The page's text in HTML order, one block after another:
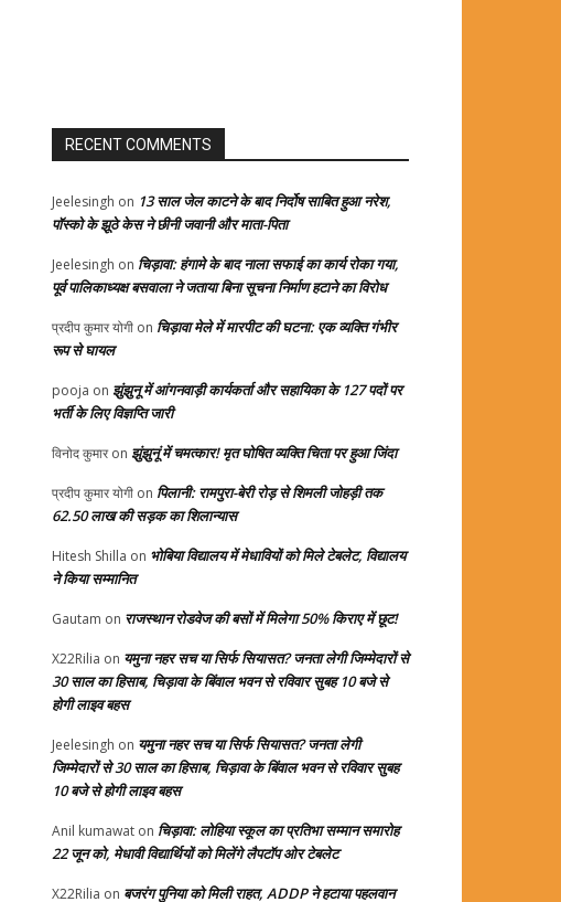
RECENT COMMENTS
Jeelesingh on 13 साल जेल काटने के बाद निर्दोष साबित हुआ नरेश,
पॉस्को के झूठे केस ने छीनी जवानी और माता-पिता
Jeelesingh on चिड़ावा: हंगामे के बाद नाला सफाई का कार्य रोका गया,
पूर्व पालिकाध्यक्ष बसवाला ने जताया बिना सूचना निर्माण हटाने का विरोध
प्रदीप कुमार योगी on चिड़ावा मेले में मारपीट की घटना: एक व्यक्ति गंभीर
रूप से घायल
pooja on झुंझुनू में आंगनवाड़ी कार्यकर्ता और सहायिका के 127 पदों पर
भर्ती के लिए विज्ञप्ति जारी
विनोद कुमारon झुंझुनूं में चमत्कार! मृत घोषित व्यक्ति चिता पर हुआ जिंदा
प्रदीप कुमार योगी on पिलानी: रामपुरा-बेरी रोड़ से शिमली जोहड़ी तक
62.50 लाख की सड़क का शिलान्यास
Hitesh Shilla on भोबिया विद्यालय में मेधावियों को मिले टेबलेट, विद्यालय
ने किया सम्मानित
Gautam on राजस्थान रोडवेज की बसों में मिलेगा 50% किराए में छूट!
X22Rilia on यमुना नहर सच या सिर्फ सियासत? जनता लेगी जिम्मेदारों से
30 साल का हिसाब, चिड़ावा के बिंवाल भवन से रविवार सुबह 10 बजे से
होगी लाइव बहस
Jeelesingh on यमुना नहर सच या सिर्फ सियासत? जनता लेगी
जिम्मेदारों से 30 साल का हिसाब, चिड़ावा के बिंवाल भवन से रविवार सुबह
10 बजे से होगी लाइव बहस
Anil kumawat on चिड़ावा: लोहिया स्कूल का प्रतिभा सम्मान समारोह
22 जून को, मेधावी विद्यार्थियों को मिलेंगे लैपटॉप ओर टेबलेट
X22Rilia on बजरंग पुनिया को मिली राहत, ADDP ने हटाया पहलवान